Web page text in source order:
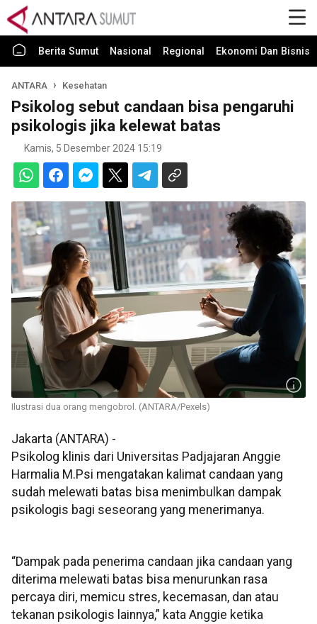
Berita Sumut Nasional Regional Ekonomi Dan Bisnis
ANTARA Kesehatan
Psikolog sebut candaan bisa pengaruhi
psikologis jika kelewat batas
Kamis, 5 Desember 2024 15:19
Ilustrasi dua orang mengobrol. (ANTARA/Pexels)
Jakarta (ANTARA) -
Psikolog klinis dari Universitas Padjajaran Anggie
Harmalia M.Psi mengatakan kalimat candaan yang
sudah melewati batas bisa menimbulkan dampak
psikologis bagi seseorang yang menerimanya.
“Dampak pada penerima candaan jika candaan yang
diterima melewati batas bisa menurunkan rasa
percaya diri, memicu stres, kecemasan, dan atau
tekanan psikologis lainnya,” kata Anggie ketika